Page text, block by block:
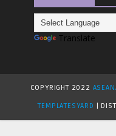
Translate
COPYRIGHT 2022
TEMPLATESYARD
|